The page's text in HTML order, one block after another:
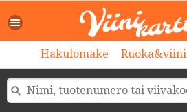
Hakulomake Ruoka&viini